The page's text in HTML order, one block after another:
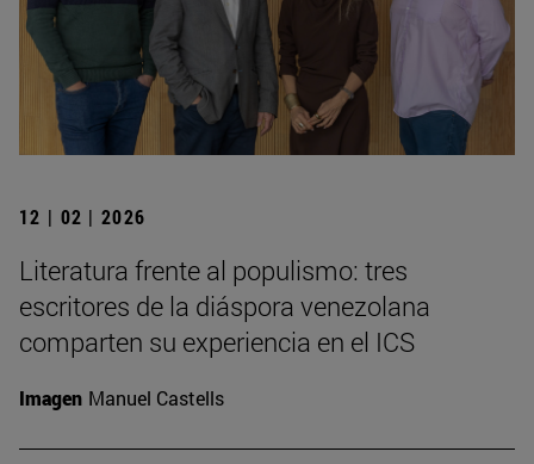
12 | 02 | 2026
Literatura frente al populismo: tres
escritores de la diáspora venezolana
comparten su experiencia en el ICS
Imagen Manuel Castells